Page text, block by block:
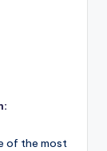
of the most